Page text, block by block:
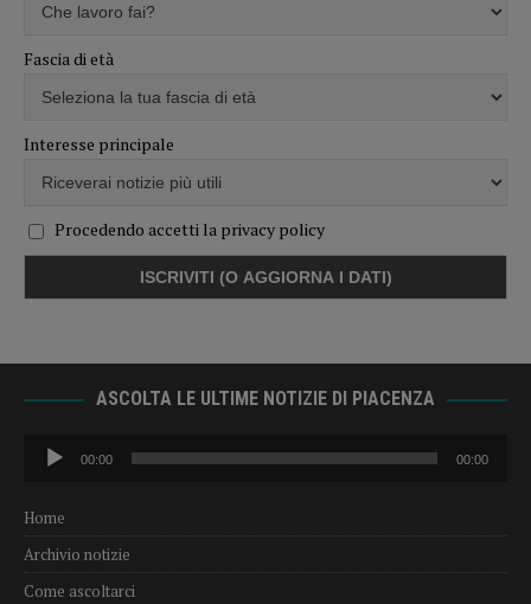
Fascia di età
Interesse principale
Procedendo accetti la privacy policy
ASCOLTA LE ULTIME NOTIZIE DI PIACENZA
Audio
Player
00:00 00:00
Home
Archivio notizie
Come ascoltarci